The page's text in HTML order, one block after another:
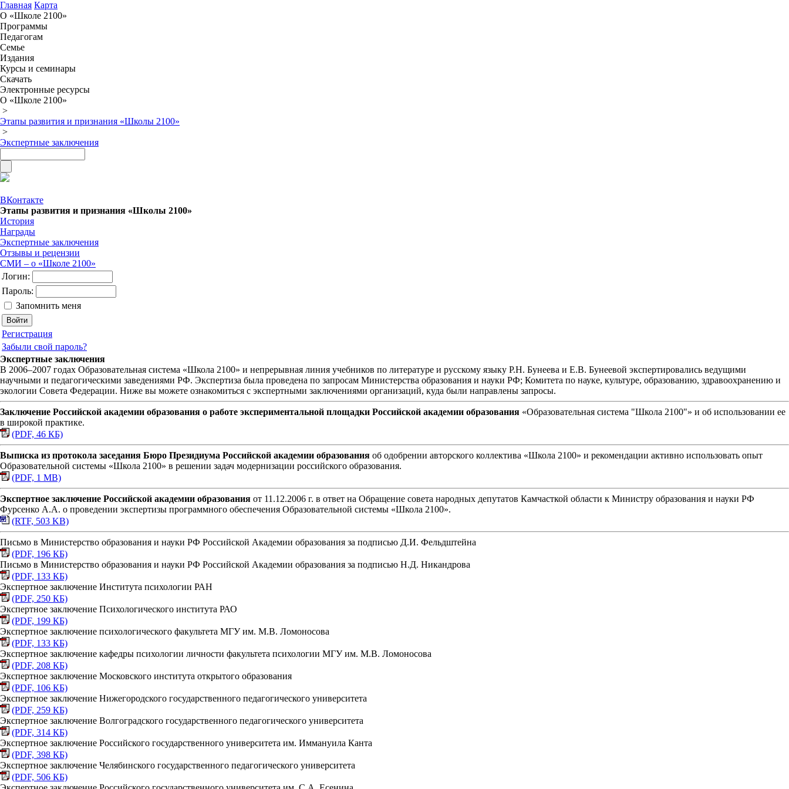
Главная Карта
О «Школе 2100»
Программы
Педагогам
Семье
Издания
Курсы и семинары
Скачать
Электронные ресурсы
О «Школе 2100»
>
Этапы развития и признания «Школы 2100»
>
Экспертные заключения
ВКонтакте
Этапы развития и признания «Школы 2100»
История
Награды
Экспертные заключения
Отзывы и рецензии
СМИ – о «Школе 2100»
Логин:
Пароль:
Запомнить меня
Регистрация
Забыли свой пароль?
Экспертные заключения
В 2006–2007 годах Образовательная система «Школа 2100» и непрерывная линия учебников по литературе и русскому языку Р.Н. Бунеева и Е.В. Бунеевой экспертировались ведущими
научными и педагогическими заведениями РФ. Экспертиза была проведена по запросам Министерства образования и науки РФ; Комитета по науке, культуре, образованию, здравоохранению и
экологии Совета Федерации. Ниже вы можете ознакомиться с экспертными заключениями организаций, куда были направлены запросы.
Заключение Российской академии образования о работе экспериментальной площадки Российской академии образования «Образовательная система "Школа 2100"» и об использовании ее
в широкой практике.
(PDF, 46 КБ)
Выписка из протокола заседания Бюро Президиума Российской академии образования об одобрении авторского коллектива «Школа 2100» и рекомендации активно использовать опыт
Образовательной системы «Школа 2100» в решении задач модернизации российского образования.
(PDF, 1 MB)
Экспертное заключение Российской академии образования от 11.12.2006 г. в ответ на Обращение совета народных депутатов Камчасткой области к Министру образования и науки РФ
Фурсенко А.А. о проведении экспертизы программного обеспечения Образовательной системы «Школа 2100».
(RTF, 503 KB)
Письмо в Министерство образования и науки РФ Российской Академии образования за подписью Д.И. Фельдштейна
(PDF, 196 КБ)
Письмо в Министерство образования и науки РФ Российской Академии образования за подписью Н.Д. Никандрова
(PDF, 133 КБ)
Экспертное заключение Института психологии РАН
(PDF, 250 КБ)
Экспертное заключение Психологического института РАО
(PDF, 199 КБ)
Экспертное заключение психологического факультета МГУ им. М.В. Ломоносова
(PDF, 133 КБ)
Экспертное заключение кафедры психологии личности факультета психологии МГУ им. М.В. Ломоносова
(PDF, 208 КБ)
Экспертное заключение Московского института открытого образования
(PDF, 106 КБ)
Экспертное заключение Нижегородского государственного педагогического университета
(PDF, 259 КБ)
Экспертное заключение Волгоградского государственного педагогического университета
(PDF, 314 КБ)
Экспертное заключение Российского государственного университета им. Иммануила Канта
(PDF, 398 КБ)
Экспертное заключение Челябинского государственного педагогического университета
(PDF, 506 КБ)